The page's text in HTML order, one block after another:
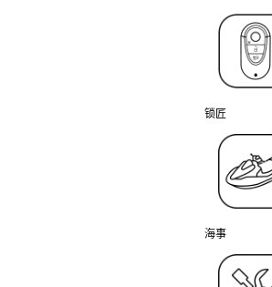
锁匠
海事